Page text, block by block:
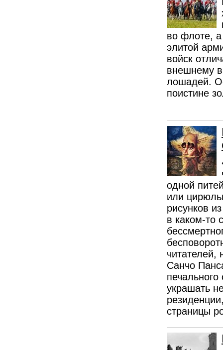
во флоте,
элитой
войск
внешнему
лошадей.
поистине
одной
или
рисунков
в каком-то
Санчо
печального
украшать
страницы